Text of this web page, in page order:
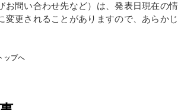
お問い合わせ先など）は、発表日現在の情
変更されることがありますので、あらかじ
ップへ